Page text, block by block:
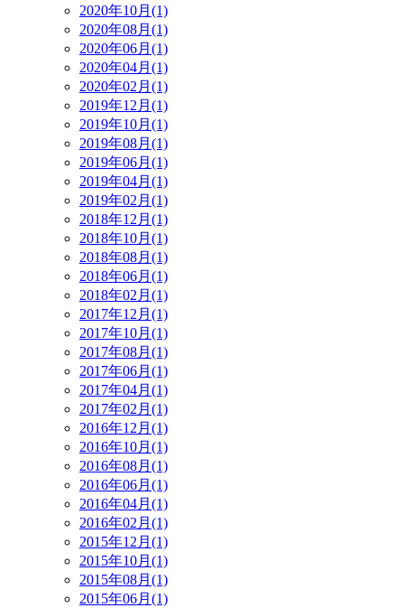
2020年10月(1)
2020年08月(1)
2020年06月(1)
2020年04月(1)
2020年02月(1)
2019年12月(1)
2019年10月(1)
2019年08月(1)
2019年06月(1)
2019年04月(1)
2019年02月(1)
2018年12月(1)
2018年10月(1)
2018年08月(1)
2018年06月(1)
2018年02月(1)
2017年12月(1)
2017年10月(1)
2017年08月(1)
2017年06月(1)
2017年04月(1)
2017年02月(1)
2016年12月(1)
2016年10月(1)
2016年08月(1)
2016年06月(1)
2016年04月(1)
2016年02月(1)
2015年12月(1)
2015年10月(1)
2015年08月(1)
2015年06月(1)